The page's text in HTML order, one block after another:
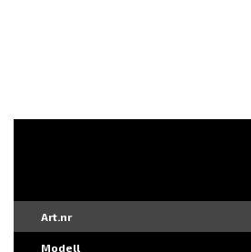
Art.nr
Modell